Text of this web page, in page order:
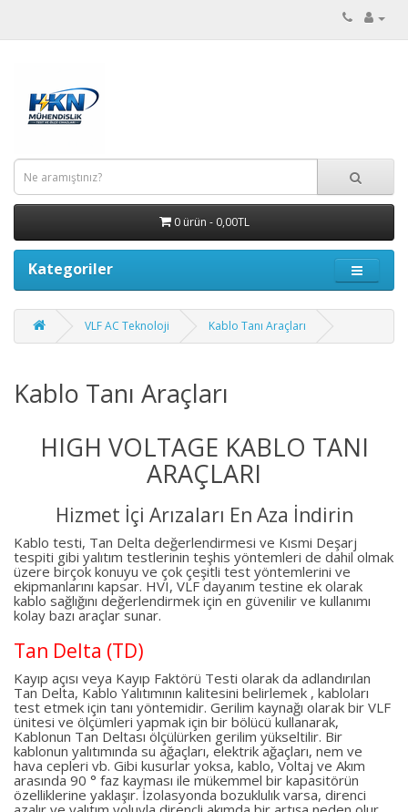
0 ürün - 0,00TL
Kategoriler
VLF AC Teknoloji Kablo Tanı Araçları
Kablo Tanı Araçları
HIGH VOLTAGE KABLO TANI
ARAÇLARI
Hizmet İçi Arızaları En Aza İndirin
Kablo testi, Tan Delta değerlendirmesi ve Kısmi Deşarj
tespiti gibi yalıtım testlerinin teşhis yöntemleri de dahil olmak
üzere birçok konuyu ve çok çeşitli test yöntemlerini ve
ekipmanlarını kapsar. HVI, VLF dayanım testine ek olarak
kablo sağlığını değerlendirmek için en güvenilir ve kullanımı
kolay bazı araçlar sunar.
Tan Delta (TD)
Kayıp açısı veya Kayıp Faktörü Testi olarak da adlandırılan
Tan Delta, Kablo Yalıtımının kalitesini belirlemek , kabloları
test etmek için tanı yöntemidir. Gerilim kaynağı olarak bir VLF
ünitesi ve ölçümleri yapmak için bir bölücü kullanarak,
Kablonun Tan Deltası ölçülürken gerilim yükseltilir. Bir
kablonun yalıtımında su ağaçları, elektrik ağaçları, nem ve
hava cepleri vb. Gibi kusurlar yoksa, kablo, Voltaj ve Akım
arasında 90 ° faz kayması ile mükemmel bir kapasitörün
özelliklerine yaklaşır. İzolasyonda bozuklulık varsa, direnci